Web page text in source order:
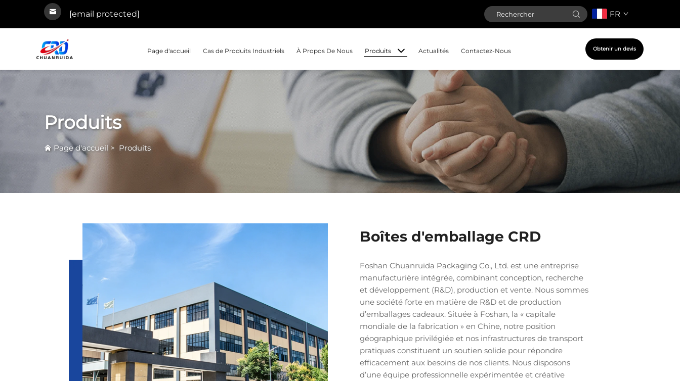
[email protected] FR
Page d'accueil Cas de Produits Industriels À Propos De Nous Produits Actualités Contactez-Nous Obtenir un devis
Produits
Page d'accueil> Produits
Boîtes d'emballage CRD
Foshan Chuanruida Packaging Co., Ltd. est une entreprise
manufacturière intégrée, combinant conception, recherche
et développement (R&D), production et vente. Nous sommes
une société forte en matière de R&D et de production
d’emballages cadeaux. Située à Foshan, la « capitale
mondiale de la fabrication » en Chine, notre position
géographique privilégiée et nos infrastructures de transport
pratiques constituent un soutien solide pour répondre
efficacement aux besoins de nos clients. Nous disposons
d’une équipe professionnelle expérimentée et créative